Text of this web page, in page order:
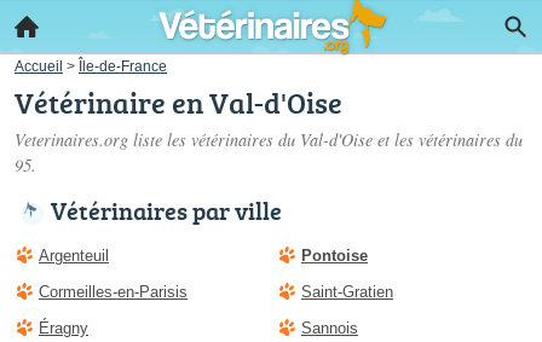
Accueil > Île-de-France
Vétérinaire en Val-d'Oise
Veterinaires.org liste les vétérinaires du Val-d'Oise et les vétérinaires du
95.
Vétérinaires par ville
Argenteuil
Cormeilles-en-Parisis
Éragny
Pontoise
Saint-Gratien
Sannois